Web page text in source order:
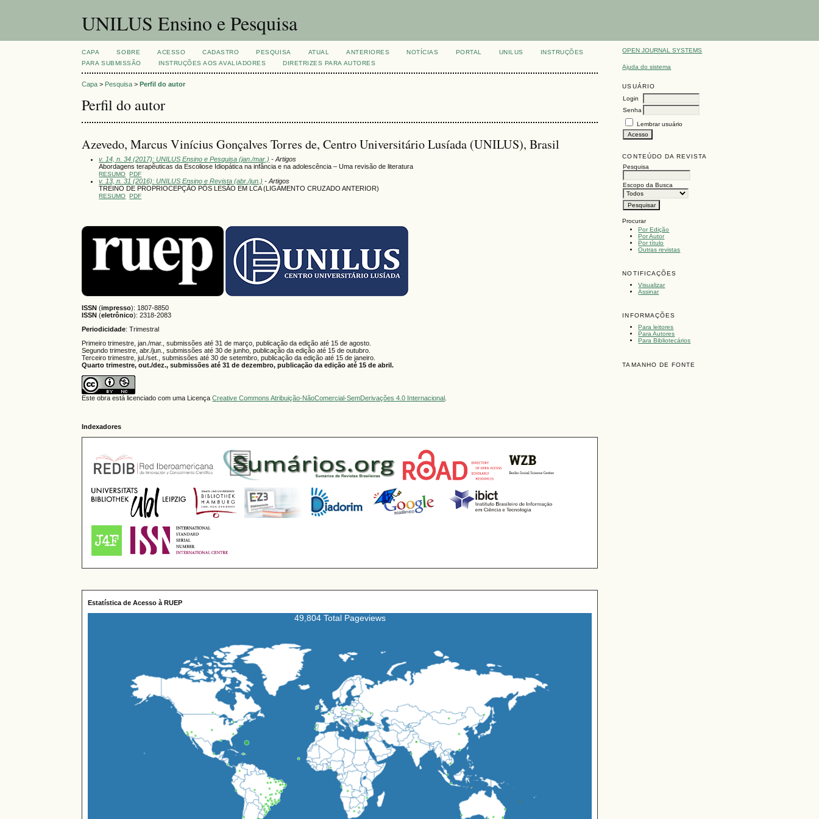
UNILUS Ensino e Pesquisa
OPEN JOURNAL SYSTEMS
Ajuda do sistema
USUÁRIO
Login
Senha
Lembrar usuário
CONTEÚDO DA REVISTA
Pesquisa
Escopo da Busca
Procurar
Por Edição
Por Autor
Por título
Outras revistas
NOTIFICAÇÕES
Visualizar
Assinar
INFORMAÇÕES
Para leitores
Para Autores
Para Bibliotecários
TAMANHO DE FONTE
CAPA SOBRE ACESSO CADASTRO PESQUISA ATUAL ANTERIORES NOTÍCIAS PORTAL UNILUS
INSTRUÇÕES
PARA SUBMISSÃO
INSTRUÇÕES AOS AVALIADORES DIRETRIZES PARA AUTORES
Capa > Pesquisa >Perfil do autor
Perfil do autor
Azevedo, Marcus Vinícius Gonçalves Torres de, Centro Universitário Lusíada (UNILUS), Brasil
v. 14, n. 34 (2017): UNILUS Ensino e Pesquisa (jan./mar.) - Artigos
Abordagens terapêuticas da Escoliose Idiopática na infância e na adolescência – Uma revisão de literatura
RESUMO PDF
v. 13, n. 31 (2016): UNILUS Ensino e Revista (abr./jun.) - Artigos
TREINO DE PROPRIOCEPÇÃO PÓS LESÃO EM LCA (LIGAMENTO CRUZADO ANTERIOR)
RESUMO PDF
ISSN (impresso): 1807-8850
ISSN (eletrônico):2318-2083
Periodicidade: Trimestral
Primeiro trimestre, jan./mar., submissões até 31 de março, publicação da edição até 15 de agosto.
Segundo trimestre, abr./jun., submissões até 30 de junho, publicação da edição até 15 de outubro.
Terceiro trimestre, jul./set., submissões até 30 de setembro, publicação da edição até 15 de janeiro.
Quarto trimestre, out./dez., submissões até 31 de dezembro, publicação da edição até 15 de abril.
Este obra está licenciado com uma LicençaCreative Commons Atribuição-NãoComercial-SemDerivações 4.0 Internacional
Indexadores
Estatística de Acesso à RUEP
49,804 Total Pageviews